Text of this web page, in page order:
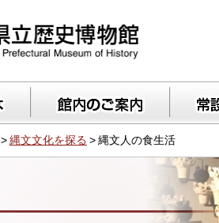
> 縄文文化を探る > 縄文人の食生活